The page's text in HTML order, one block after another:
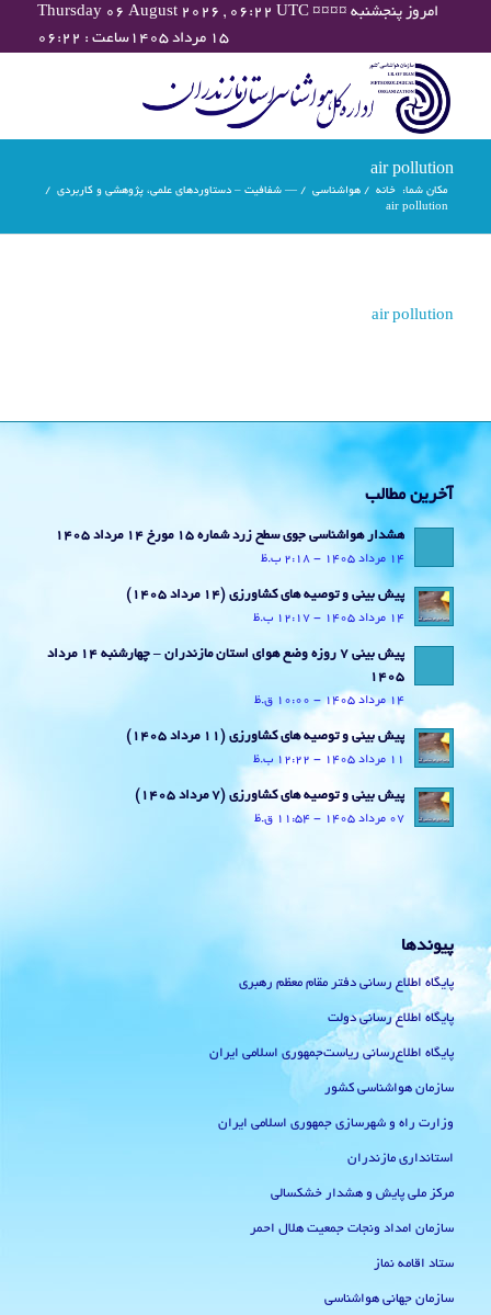
Thursday 06 August 2026 , 06:22 UTC ¤¤¤¤ امروز پنجشنبه
۱۵ مرداد ۱۴۰۵ساعت : ۰۶:۲۲
air pollution
مکان شما: خانه / هواشناسی / — شفافیت – دستاوردهای علمی، پژوهشی و کاربردی /
air pollution
air pollution
آخرین مطالب
هشدار هواشناسی جوی سطح زرد شماره 15 مورخ 14 مرداد 1405
14 مرداد 1405 - 2:18 ب.ظ
پیش بینی و توصیه های کشاورزی (14 مرداد ۱۴۰۵)
14 مرداد 1405 - 12:17 ب.ظ
پیش بینی 7 روزه وضع هوای استان مازندران – چهارشنبه 14 مرداد
1405
14 مرداد 1405 - 10:00 ق.ظ
پیش بینی و توصیه های کشاورزی (11 مرداد ۱۴۰۵)
11 مرداد 1405 - 12:22 ب.ظ
پیش بینی و توصیه های کشاورزی (7 مرداد ۱۴۰۵)
07 مرداد 1405 - 11:54 ق.ظ
پیوندها
پایگاه اطلاع رسانی دفتر مقام معظم رهبری
پایگاه اطلاع رسانی دولت
پایگاه اطلاع‌رسانی ریاست‌جمهوری اسلامی ایران
سازمان هواشناسی کشور
وزارت راه و شهرسازی جمهوری اسلامی ایران
استانداری مازندران
مرکز ملی پایش و هشدار خشکسالی
سازمان امداد ونجات جمعیت هلال احمر
ستاد اقامه نماز
سازمان جهانی هواشناسی